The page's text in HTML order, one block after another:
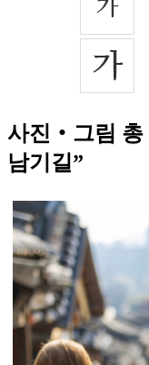
사진‧그림 총
남기길”